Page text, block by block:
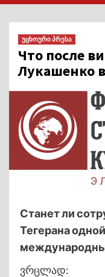
უცხოური პრესა
Что после
Лукашенко
Станет ли
Тегерана
ვრცლად: